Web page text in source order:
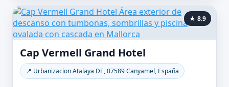
★ 8.9
Cap Vermell Grand Hotel
📍 Urbanizacion Atalaya DE, 07589 Canyamel, España